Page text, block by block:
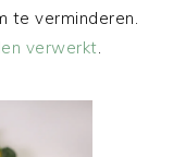
te verminderen.
verwerkt.